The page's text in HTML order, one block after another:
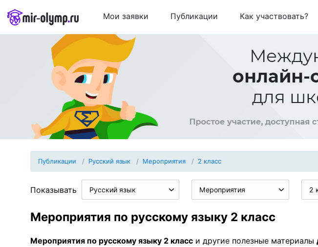
Мои заявки Публикации Как участвовать?
Публикации Русский язык Мероприятия 2 класс
Показывать Русский язык Мероприятия 2
Мероприятия по русскому языку 2 класс
Мероприятия по русскому языку 2 класс и другие полезные материалы